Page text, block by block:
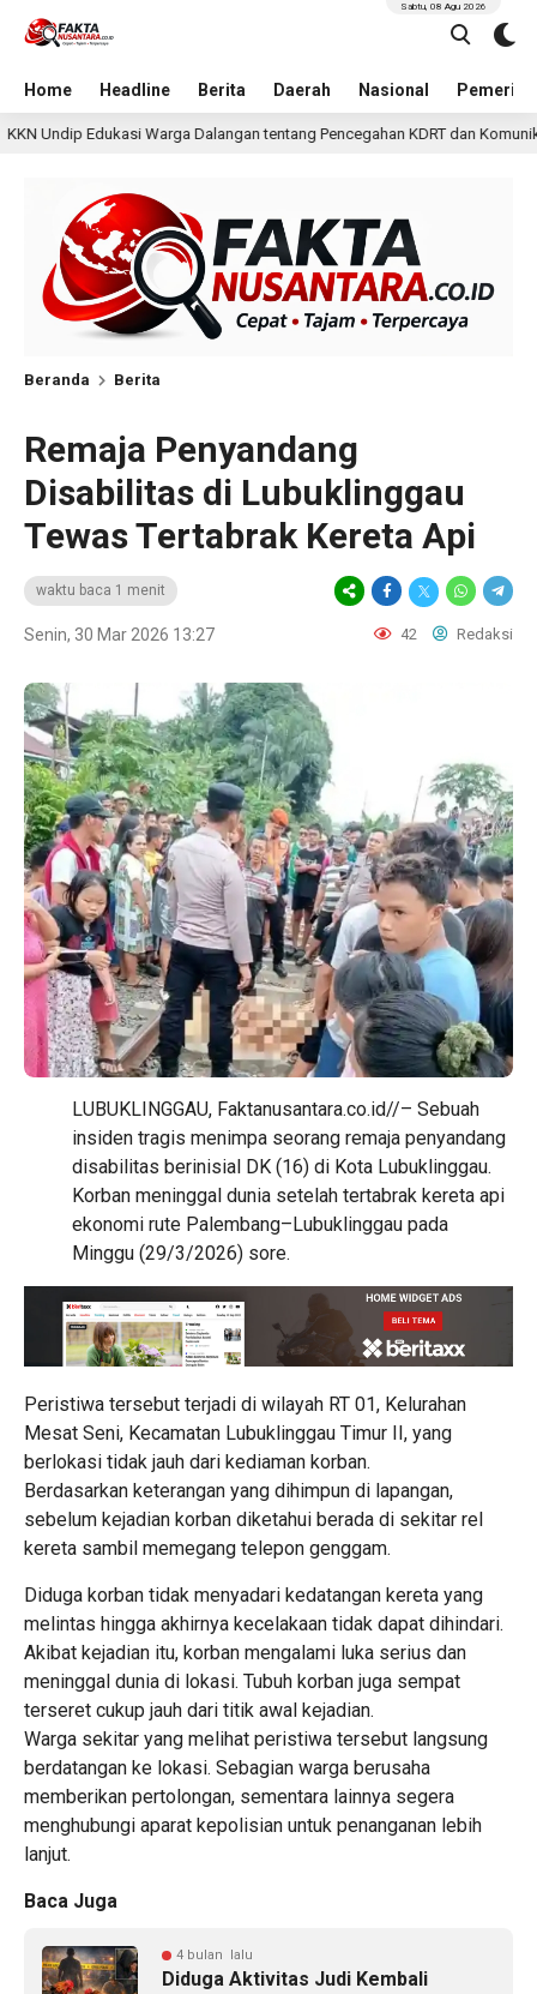
Home Headline Berita Daerah Nasional
Sabtu, 08 Agu 2026
tentang Pencegahan KDRT dan Komunikasi Keluarga 21 jam
Beranda Berita
Remaja Penyandang
Disabilitas di Lubuklinggau
Tewas Tertabrak Kereta Api
waktu baca 1 menit
Senin, 30 Mar 2026 13:27 42 Redaksi
LUBUKLINGGAU, Faktanusantara.co.id//– Sebuah
insiden tragis menimpa seorang remaja penyandang
disabilitas berinisial DK (16) di Kota Lubuklinggau.
Korban meninggal dunia setelah tertabrak kereta api
ekonomi rute Palembang–Lubuklinggau pada
Minggu (29/3/2026) sore.
Peristiwa tersebut terjadi di wilayah RT 01, Kelurahan
Mesat Seni, Kecamatan Lubuklinggau Timur II, yang
berlokasi tidak jauh dari kediaman korban.
Berdasarkan keterangan yang dihimpun di lapangan,
sebelum kejadian korban diketahui berada di sekitar rel
kereta sambil memegang telepon genggam.
Diduga korban tidak menyadari kedatangan kereta yang
melintas hingga akhirnya kecelakaan tidak dapat dihindari.
Akibat kejadian itu, korban mengalami luka serius dan
meninggal dunia di lokasi. Tubuh korban juga sempat
terseret cukup jauh dari titik awal kejadian.
Warga sekitar yang melihat peristiwa tersebut langsung
berdatangan ke lokasi. Sebagian warga berusaha
memberikan pertolongan, sementara lainnya segera
menghubungi aparat kepolisian untuk penanganan lebih
lanjut.
Baca Juga
4 bulan lalu
Diduga Aktivitas Judi Kembali